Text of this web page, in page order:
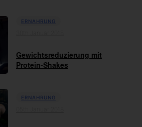
ERNAHRUNG
Gewichtsreduzierung mit
Protein-Shakes
ERNAHRUNG